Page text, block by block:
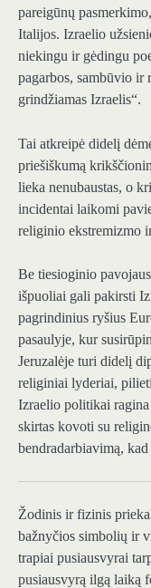
pareigūnų
Italijos. Izraelio
niekingu ir gėdingu
pagarbos, sambūvio ir
grindžiamas Izraelis“.
Tai atkreipė didelį
priešiškumą
lieka nenubaustas, o
incidentai laikomi
religinio ekstremizmo
Be tiesioginio
išpuoliai gali pakirsti
pagrindinius ryšius
pasaulyje, kur
Jeruzalėje turi didelį
religiniai lyderiai,
Izraelio politikai
skirtas kovoti su
bendradarbiavimą,
Žodinis ir fizinis
bažnyčios simbolių ir
trapiai pusiausvyrai
pusiausvyrą ilgą laiką